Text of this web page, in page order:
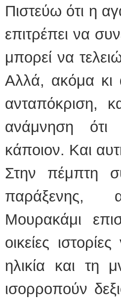
Πιστεύω ότι η
επιτρέπει να
μπορεί να
Αλλά, ακόμα κι
ανταπόκριση,
ανάμνηση ότι
κάποιον. Και
Στην πέμπτη
παράξενης,
Μουρακάμι
οικείες
ηλικία και τη
ισορροπούν